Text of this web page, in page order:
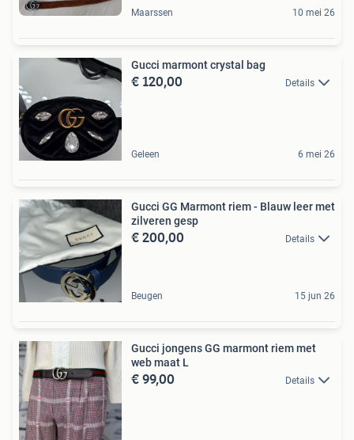
Maarssen 10 mei 26
Gucci marmont crystal bag
€ 120,00 Details
Geleen 6 mei 26
Gucci GG Marmont riem - Blauw leer met
zilveren gesp
€ 200,00 Details
Beugen 15 jun 26
Gucci jongens GG marmont riem met
web maat L
€ 99,00 Details